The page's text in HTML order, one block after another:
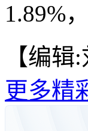
1.89%
【编辑
更多精